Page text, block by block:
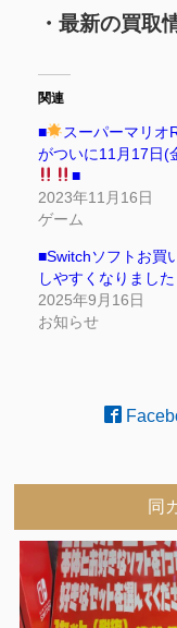
・最新の買取
関連
■
スーパーマリオ
がついに11月17日(
■
2023年11月16日
ゲーム
■Switchソフトお買
しやすくなりまし
2025年9月16日
お知らせ
同